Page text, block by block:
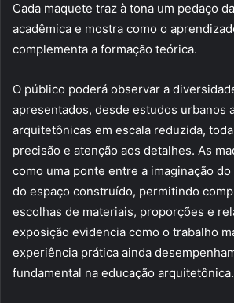
Cada maquete traz à tona um pedaço
acadêmica e mostra como o
complementa a formação teórica.
O público poderá observar a
apresentados, desde estudos urbanos
arquitetônicas em escala reduzida,
precisão e atenção aos detalhes. As
como uma ponte entre a imaginação
do espaço construído, permitindo
escolhas de materiais, proporções e
exposição evidencia como o trabalho
experiência prática ainda
fundamental na educação arquitetônica.